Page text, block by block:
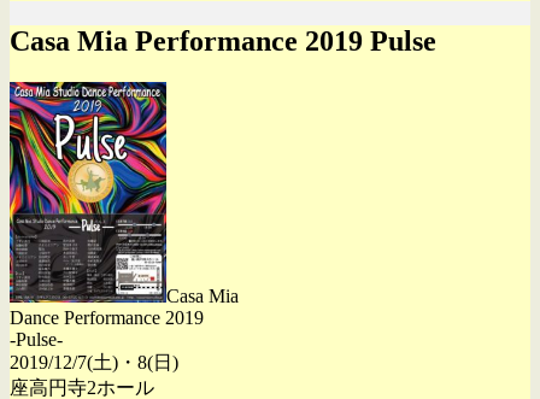
Casa Mia Performance 2019 Pulse
Casa Mia
Dance Performance 2019
-Pulse-
2019/12/7(土)・8(日)
座高円寺2ホール